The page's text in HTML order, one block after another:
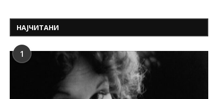
НАЈЧИТАНИ
1